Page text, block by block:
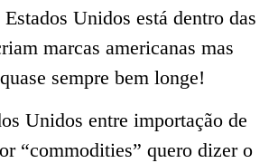
Unidos está dentro das
marcas americanas mas
sempre bem longe!
Unidos entre importação de
“commodities” quero dizer o